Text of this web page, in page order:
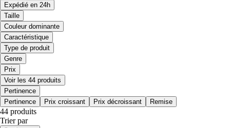
Expédié en 24h
Taille
Couleur dominante
Caractéristique
Type de produit
Genre
Prix
Voir les 44 produits
Pertinence
Pertinence
Prix croissant Prix décroissant Remise
44 produits
Trier par